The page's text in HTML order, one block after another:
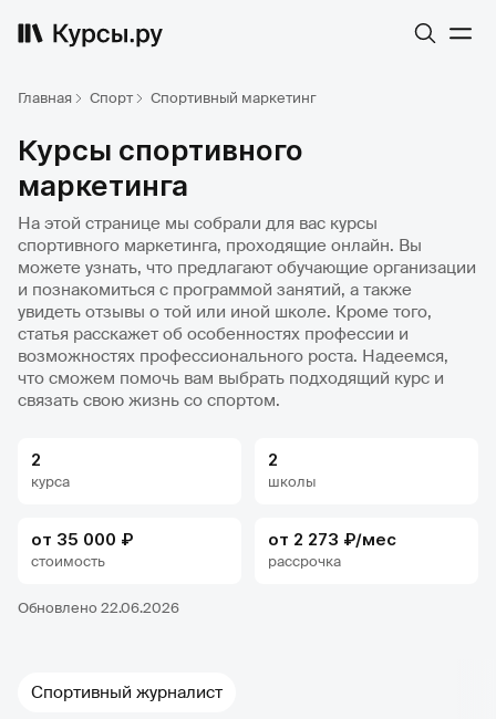
Главная Спорт Спортивный маркетинг
Курсы спортивного
маркетинга
На этой странице мы собрали для вас курсы
спортивного маркетинга, проходящие онлайн. Вы
можете узнать, что предлагают обучающие организации
и познакомиться с программой занятий, а также
увидеть отзывы о той или иной школе. Кроме того,
статья расскажет об особенностях профессии и
возможностях профессионального роста. Надеемся,
что сможем помочь вам выбрать подходящий курс и
связать свою жизнь со спортом.
2
курса
2
школы
от 35 000 ₽
стоимость
от 2 273 ₽/мес
рассрочка
Обновлено 22.06.2026
Спортивный журналист